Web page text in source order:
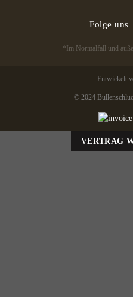
Folge uns
*Im Normalfall und
© 2024
Entwickelt
VERTRAG